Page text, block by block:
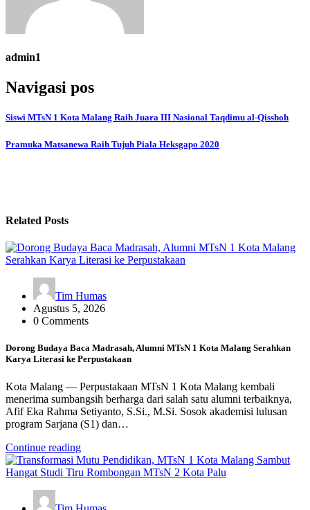
admin1
Navigasi pos
Siswi MTsN 1 Kota Malang Raih Juara III Nasional Taqdimu al-Qisshoh
Pramuka Matsanewa Raih Tujuh Piala Heksgapo 2020
Related Posts
Tim Humas
Agustus 5, 2026
0 Comments
Dorong Budaya Baca Madrasah, Alumni MTsN 1 Kota Malang Serahkan
Karya Literasi ke Perpustakaan
Kota Malang — Perpustakaan MTsN 1 Kota Malang kembali
menerima sumbangsih berharga dari salah satu alumni terbaiknya,
Afif Eka Rahma Setiyanto, S.Si., M.Si. Sosok akademisi lulusan
program Sarjana (S1) dan…
Continue reading